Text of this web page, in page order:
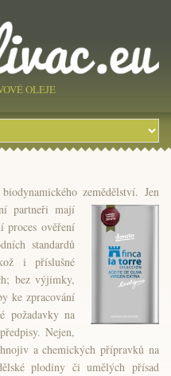
OLEJE
zemědělství. Jen
partneři mají
proces ověření
standardů
i příslušné
bez výjimky,
ke zpracování
požadavky na
Nejen,
a chemických přípravků na
plodiny či umělých přísad